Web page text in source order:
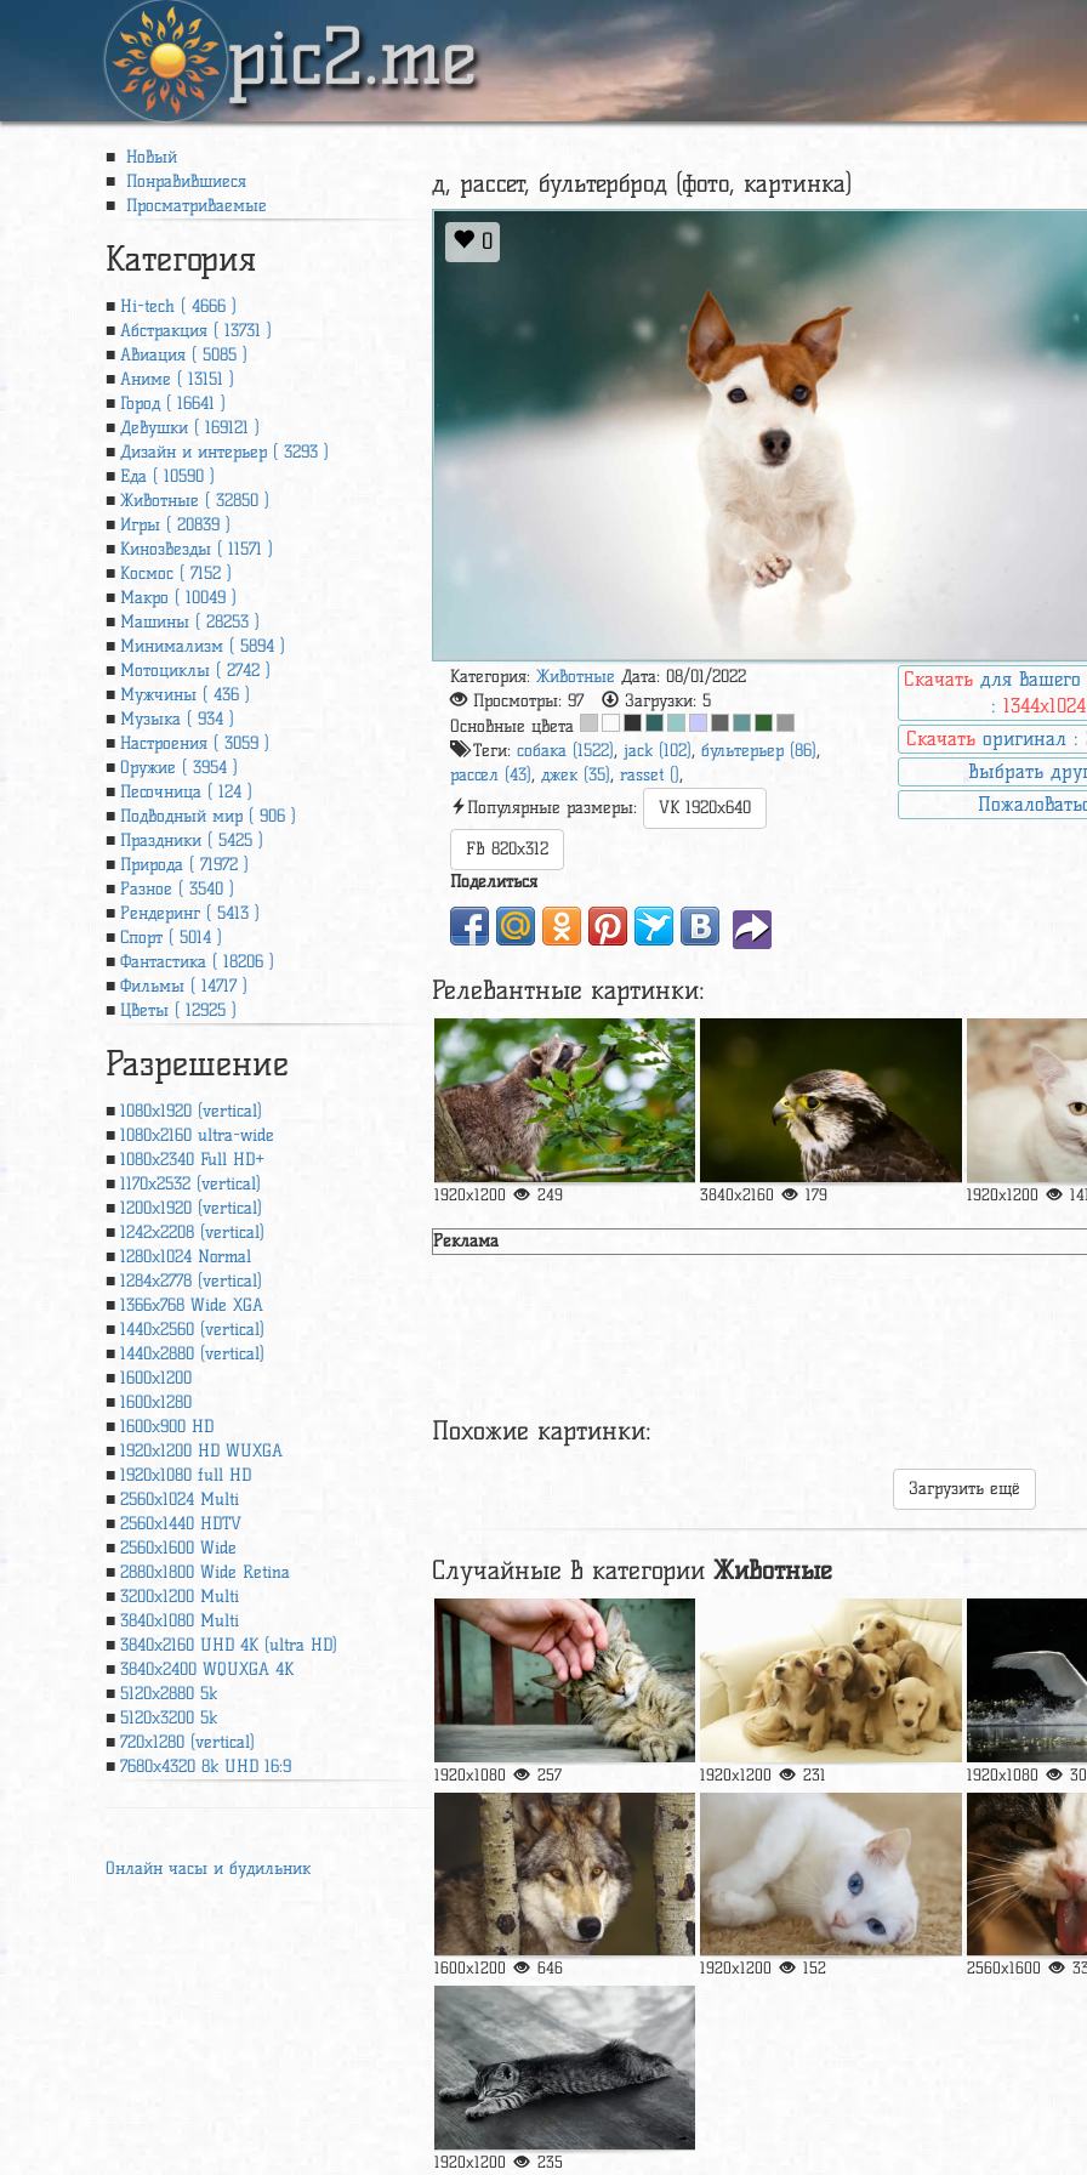
pic2.me
Новый
Понравившиеся
Просматриваемые
Категория
Hi-tech ( 4666 )
Абстракция ( 13731 )
Авиация ( 5085 )
Аниме ( 13151 )
Город ( 16641 )
Девушки ( 169121 )
Дизайн и интерьер ( 3293 )
Еда ( 10590 )
Животные ( 32850 )
Игры ( 20839 )
Кинозвезды ( 11571 )
Космос ( 7152 )
Макро ( 10049 )
Машины ( 28253 )
Минимализм ( 5894 )
Мотоциклы ( 2742 )
Мужчины ( 436 )
Музыка ( 934 )
Настроения ( 3059 )
Оружие ( 3954 )
Песочница ( 124 )
Подводный мир ( 906 )
Праздники ( 5425 )
Природа ( 71972 )
Разное ( 3540 )
Рендеринг ( 5413 )
Спорт ( 5014 )
Фантастика ( 18206 )
Фильмы ( 14717 )
Цветы ( 12925 )
Разрешение
1080x1920 (vertical)
1080x2160 ultra-wide
1080x2340 Full HD+
1170x2532 (vertical)
1200x1920 (vertical)
1242x2208 (vertical)
1280x1024 Normal
1284x2778 (vertical)
1366х768 Wide XGA
1440x2560 (vertical)
1440x2880 (vertical)
1600x1200
1600x1280
1600x900 HD
1920x1200 HD WUXGA
1920х1080 full HD
2560x1024 Multi
2560x1440 HDTV
2560x1600 Wide
2880x1800 Wide Retina
3200x1200 Multi
3840x1080 Multi
3840x2160 UHD 4К (ultra HD)
3840x2400 WQUXGA 4K
5120x2880 5k
5120x3200 5k
720x1280 (vertical)
7680x4320 8k UHD 16:9
Онлайн часы и будильник
д, рассет, бультерброд (фото, картинка)
0
Категория:Животные Дата: 08/01/2022
Просмотры:97 Загрузки:5
Основные цвета
Теги:собака (1522),jack (102),бультерьер (86),
рассел (43),джек (35),rasset (),
Популярные размеры:
VK 1920x640
FB 820x312
Скачать для
:1344x1024
Скачать оригинал :
Выбрать
Поделиться
Релевантные картинки:
1920x1200 249 3840x2160 179 1920x1200
Реклама
Похожие картинки:
Загрузить ещё
Случайные в категорииЖивотные
1920x1080 257 1920x1200 231 1920x1080
1600x1200 646 1920x1200 152 2560x1600
1920x1200 235